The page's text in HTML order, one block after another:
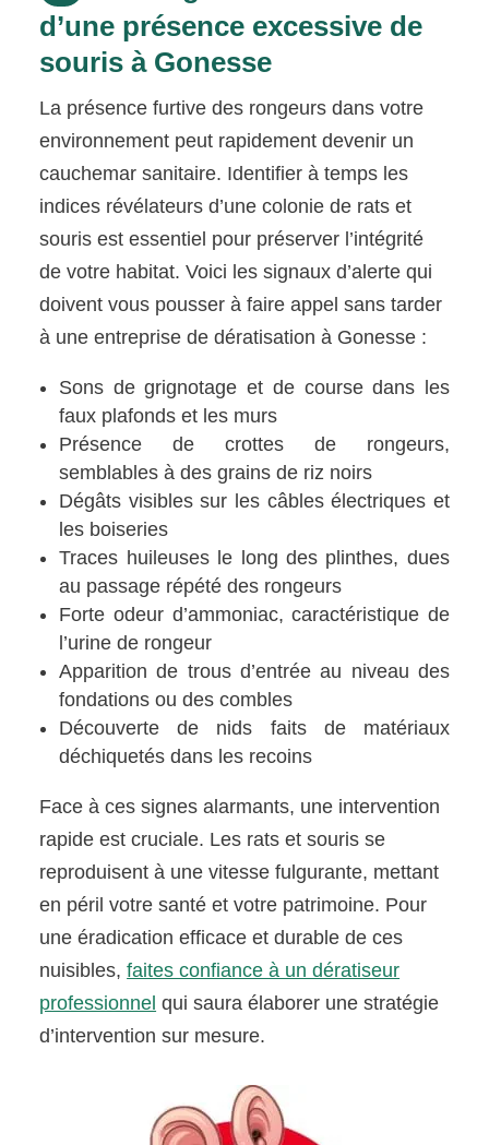
d’une présence excessive de
souris à Gonesse
La présence furtive des rongeurs dans votre
environnement peut rapidement devenir un
cauchemar sanitaire. Identifier à temps les
indices révélateurs d’une colonie de rats et
souris est essentiel pour préserver l’intégrité
de votre habitat. Voici les signaux d’alerte qui
doivent vous pousser à faire appel sans tarder
à une entreprise de dératisation à Gonesse :
Sons de grignotage et de course dans les
faux plafonds et les murs
Présence de crottes de rongeurs,
semblables à des grains de riz noirs
Dégâts visibles sur les câbles électriques et
les boiseries
Traces huileuses le long des plinthes, dues
au passage répété des rongeurs
Forte odeur d’ammoniac, caractéristique de
l’urine de rongeur
Apparition de trous d’entrée au niveau des
fondations ou des combles
Découverte de nids faits de matériaux
déchiquetés dans les recoins
Face à ces signes alarmants, une intervention
rapide est cruciale. Les rats et souris se
reproduisent à une vitesse fulgurante, mettant
en péril votre santé et votre patrimoine. Pour
une éradication efficace et durable de ces
nuisibles,faites confiance à un dératiseur
professionnel qui saura élaborer une stratégie
d’intervention sur mesure.